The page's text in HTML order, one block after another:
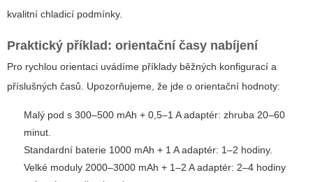
kvalitní chladicí podmínky.
Praktický příklad: orientační časy nabíjení
Pro rychlou orientaci uvádíme příklady běžných konfigurací a
příslušných časů. Upozorňujeme, že jde o orientační hodnoty:
Malý pod s 300–500 mAh + 0,5–1 A adaptér: zhruba 20–60
minut.
Standardní baterie 1000 mAh + 1 A adaptér: 1–2 hodiny.
Velké moduly 2000–3000 mAh + 1–2 A adaptér: 2–4 hodiny